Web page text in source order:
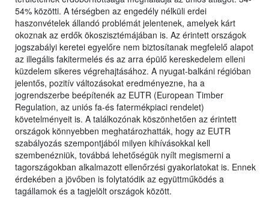
54% közötti. A térségben az engedély nélküli erdei
haszonvételek állandó problémát jelentenek, amelyek kárt
okoznak az erdők ökoszisztémájában is. Az érintett országok
jogszabályi keretei egyelőre nem biztosítanak megfelelő alapot
az illegális fakitermelés és az arra épülő kereskedelem elleni
küzdelem sikeres végrehajtásához. A nyugat-balkáni régióban
jelentős, pozitív változásokat eredményezne, ha a
jogrendszerbe beépítenék az EUTR (European Timber
Regulation, az uniós fa-és fatermékpiaci rendelet)
követelményeit is. A találkozónak köszönhetően az érintett
országok könnyebben meghatározhatták, hogy az EUTR
szabályozás szempontjából milyen kihívásokkal kell
szembenézniük, továbbá lehetőségük nyílt megismerni a
tagországokban alkalmazott ellenőrzési gyakorlatokat is. Ennek
érdekében a jövőben is folytatódik az együttműködés a
tagállamok és a tagjelölt országok között.